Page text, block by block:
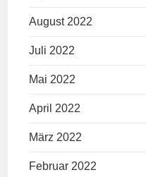
August 2022
Juli 2022
Mai 2022
April 2022
März 2022
Februar 2022